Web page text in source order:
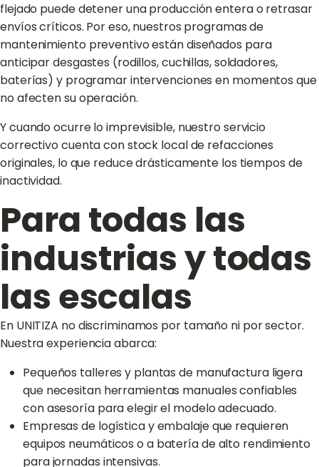
flejado puede detener una producción entera o retrasar
envíos críticos. Por eso, nuestros programas de
mantenimiento preventivo están diseñados para
anticipar desgastes (rodillos, cuchillas, soldadores,
baterías) y programar intervenciones en momentos que
no afecten su operación.
Y cuando ocurre lo imprevisible, nuestro servicio
correctivo cuenta con stock local de refacciones
originales, lo que reduce drásticamente los tiempos de
inactividad.
Para todas las
industrias y todas
las escalas
En UNITIZA no discriminamos por tamaño ni por sector.
Nuestra experiencia abarca:
Pequeños talleres y plantas de manufactura ligera
que necesitan herramientas manuales confiables
con asesoría para elegir el modelo adecuado.
Empresas de logística y embalaje que requieren
equipos neumáticos o a batería de alto rendimiento
para jornadas intensivas.